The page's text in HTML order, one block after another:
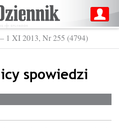
1 XI 2013, Nr 255 (4794)
spowiedzi